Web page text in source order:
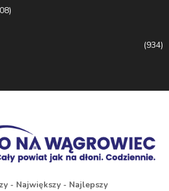
(934)
- Największy - Najlepszy